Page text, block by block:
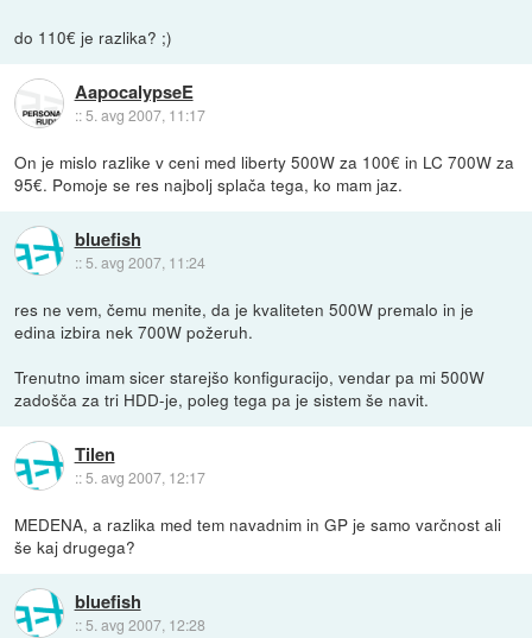
do 110€ je razlika? ;)
AapocalypseE
::5. avg 2007, 11:17
On je mislo razlike v ceni med liberty 500W za 100€ in LC 700W za
95€. Pomoje se res najbolj splača tega, ko mam jaz.
bluefish
:: 5. avg 2007, 11:24
res ne vem, čemu menite, da je kvaliteten 500W premalo in je
edina izbira nek 700W požeruh.
Trenutno imam sicer starejšo konfiguracijo, vendar pa mi 500W
zadošča za tri HDD-je, poleg tega pa je sistem še navit.
Tilen
::5. avg 2007, 12:17
MEDENA, a razlika med tem navadnim in GP je samo varčnost ali
še kaj drugega?
bluefish
:: 5. avg 2007, 12:28